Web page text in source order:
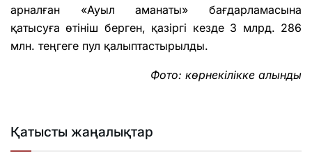
арналған «Ауыл аманаты» бағдарламасына
қатысуға өтініш берген, қазіргі кезде 3 млрд. 286
млн. теңгеге пул қалыптастырылды.
Фото: көрнекілікке алынды
Қатысты жаңалықтар